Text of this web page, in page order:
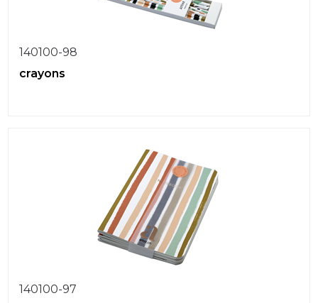
140100-98
crayons
140100-97